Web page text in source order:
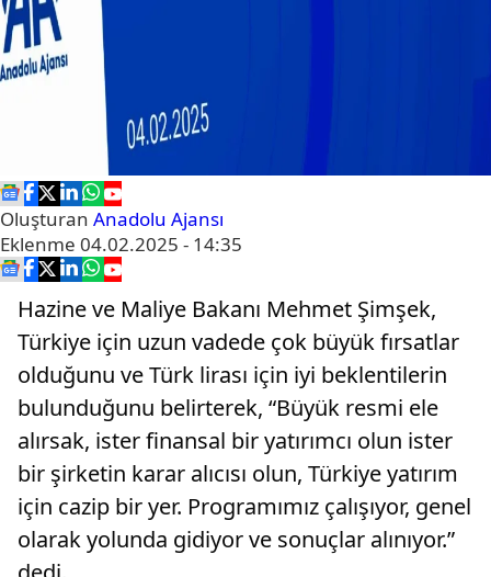
Oluşturan Anadolu Ajansı
Eklenme 04.02.2025 - 14:35
Hazine ve Maliye Bakanı Mehmet Şimşek,
Türkiye için uzun vadede çok büyük fırsatlar
olduğunu ve Türk lirası için iyi beklentilerin
bulunduğunu belirterek, “​​​Büyük resmi ele
alırsak, ister finansal bir yatırımcı olun ister
bir şirketin karar alıcısı olun, Türkiye yatırım
için cazip bir yer. Programımız çalışıyor, genel
olarak yolunda gidiyor ve sonuçlar alınıyor.”